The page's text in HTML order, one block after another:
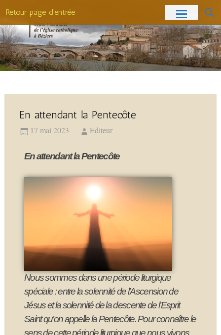
Retour page d'entrée
En attendant la Pentecôte
17 mai 2023 Editeur
En attendant la Pentecôte
Nous sommes dans une période liturgique
spéciale : entre la solennité de l’Ascension de
Jésus et la solennité de la descente de l’Esprit
Saint qu’on appelle la Pentecôte. Pour connaître le
sens de cette période liturgique que nous vivons